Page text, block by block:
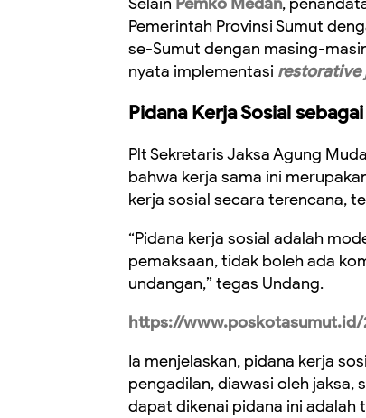
Pemerintah Provinsi Sumut
se-Sumut dengan masing-
nyata implementasi restorative
Pidana Kerja Sosial
Plt Sekretaris Jaksa Agung
bahwa kerja sama ini
kerja sosial secara terencana,
“Pidana kerja sosial adalah
pemaksaan, tidak boleh ada
undangan,” tegas Undang.
https://
Ia menjelaskan, pidana kerja
pengadilan, diawasi oleh
dapat dikenai pidana ini adalah